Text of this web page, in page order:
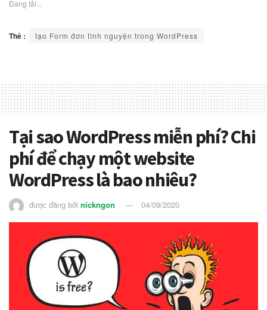
Đang tải...
Thẻ : tạo Form đơn tình nguyện trong WordPress
Tại sao WordPress miễn phí? Chi
phí để chạy một website
WordPress là bao nhiêu?
được đăng bởi nickngon 04/09/2020